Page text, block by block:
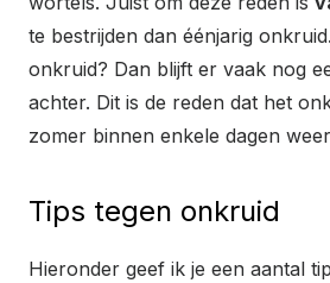
te bestrijden dan éénjarig
onkruid? Dan blijft er vaak nog
achter. Dit is de reden dat het
zomer binnen enkele dagen
Tips tegen onkruid
Hieronder geef ik je een aantal